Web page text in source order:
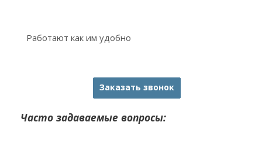
Работают как им удобно
Заказать звонок
Часто задаваемые вопросы: